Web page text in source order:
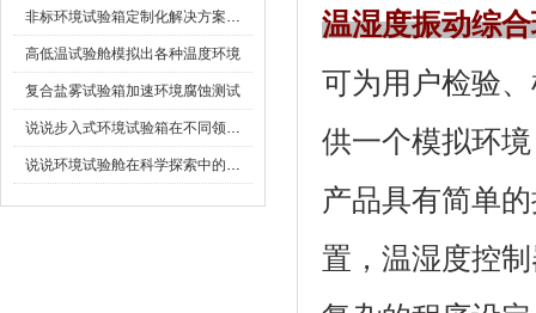
非标环境试验箱定制化解决方案在可靠性测试中的重要性
高低温试验舱模拟出各种温度环境
复合盐雾试验箱加速环境腐蚀测试
说说步入式环境试验箱在不同领域的应用
说说环境试验舱在科学探索中的作用
温湿度振动综
可为用户检验
供一个模拟环境
产品具有简单的
置，温湿度控制